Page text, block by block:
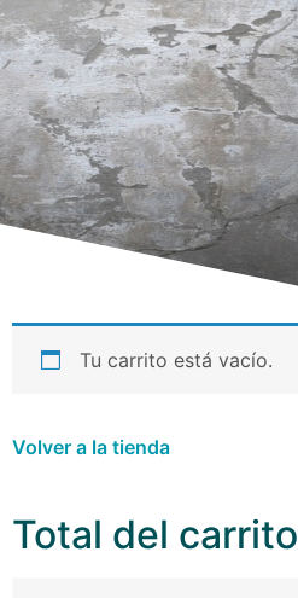
Tu carrito está vacío.
Volver a la tienda
Total del carrito